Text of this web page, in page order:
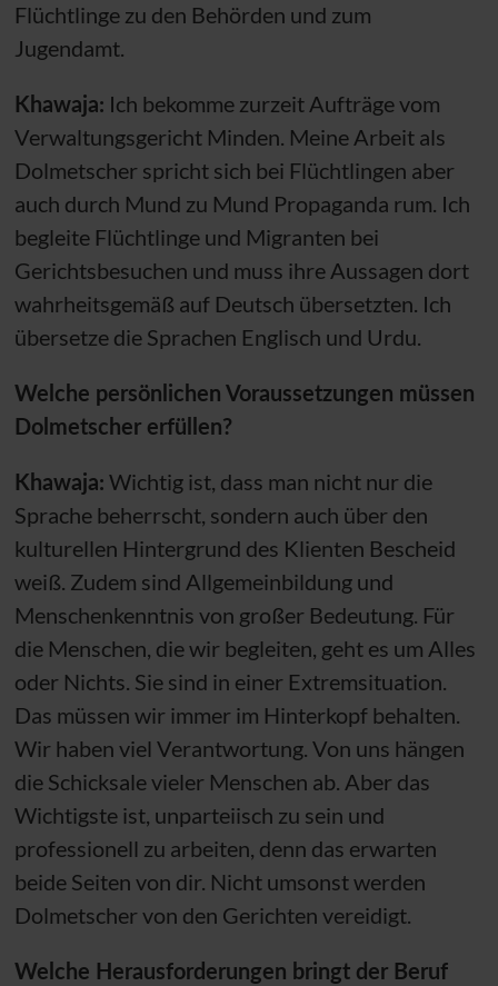
Flüchtlinge zu den Behörden und zum
Jugendamt.
Khawaja: Ich bekomme zurzeit Aufträge vom
Verwaltungsgericht Minden. Meine Arbeit als
Dolmetscher spricht sich bei Flüchtlingen aber
auch durch Mund zu Mund Propaganda rum. Ich
begleite Flüchtlinge und Migranten bei
Gerichtsbesuchen und muss ihre Aussagen dort
wahrheitsgemäß auf Deutsch übersetzten. Ich
übersetze die Sprachen Englisch und Urdu.
Welche persönlichen Voraussetzungen müssen
Dolmetscher erfüllen?
Khawaja: Wichtig ist, dass man nicht nur die
Sprache beherrscht, sondern auch über den
kulturellen Hintergrund des Klienten Bescheid
weiß. Zudem sind Allgemeinbildung und
Menschenkenntnis von großer Bedeutung. Für
die Menschen, die wir begleiten, geht es um Alles
oder Nichts. Sie sind in einer Extremsituation.
Das müssen wir immer im Hinterkopf behalten.
Wir haben viel Verantwortung. Von uns hängen
die Schicksale vieler Menschen ab. Aber das
Wichtigste ist, unparteiisch zu sein und
professionell zu arbeiten, denn das erwarten
beide Seiten von dir. Nicht umsonst werden
Dolmetscher von den Gerichten vereidigt.
Welche Herausforderungen bringt der Beruf